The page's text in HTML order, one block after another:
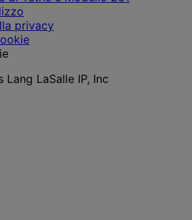
privacy
LaSalle IP, Inc